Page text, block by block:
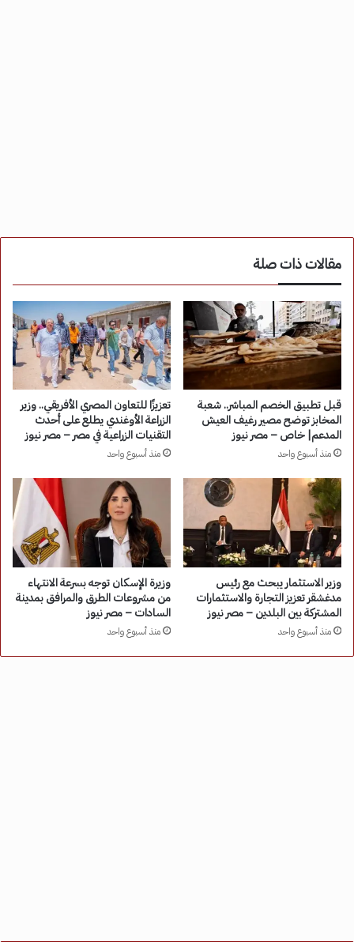
مقالات ذات صلة
قبل تطبيق الخصم المباشر.. شعبة
المخابز توضح مصير رغيف العيش
المدعم| خاص – مصر نيوز
منذ أسبوع واحد
تعزيزًا للتعاون المصري الأفريقي.. وزير
الزراعة الأوغندي يطلع على أحدث
التقنيات الزراعية في مصر – مصر نيوز
منذ أسبوع واحد
وزير الاستثمار يبحث مع رئيس
مدغشقر تعزيز التجارة والاستثمارات
المشتركة بين البلدين – مصر نيوز
منذ أسبوع واحد
وزيرة الإسكان توجه بسرعة الانتهاء
من مشروعات الطرق والمرافق بمدينة
السادات – مصر نيوز
منذ أسبوع واحد